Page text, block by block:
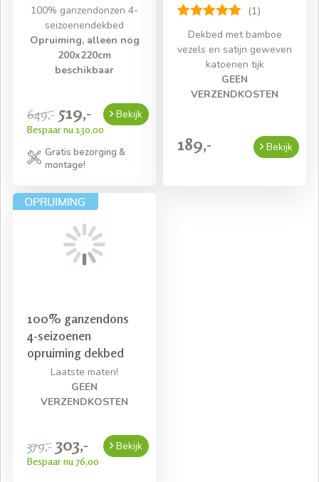
100% ganzendonzen 4-
seizoenendekbed
Opruiming, alleen nog
200x220cm
beschikbaar
649,- 519,-
Bespaar nu 130,00
Bekijk
Gratis bezorging &
montage!
(1)
Dekbed met bamboe
vezels en satijn geweven
katoenen tijk
GEEN
VERZENDKOSTEN
189,- Bekijk
100% ganzendons
4-seizoenen
opruiming dekbed
Laatste maten!
GEEN
VERZENDKOSTEN
379,- 303,-
Bespaar nu 76,00
Bekijk